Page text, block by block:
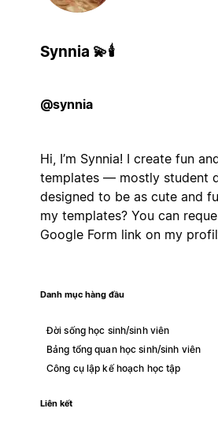
Synnia 💫🕯️
@synnia
Hi, I’m Synnia! I create fun
templates — mostly student
designed to be as cute and
my templates? You can
Google Form link on my
Danh mục hàng đầu
Đời sống học sinh/sinh viên
Bảng tổng quan học sinh/sinh viên
Công cụ lập kế hoạch học tập
Liên kết